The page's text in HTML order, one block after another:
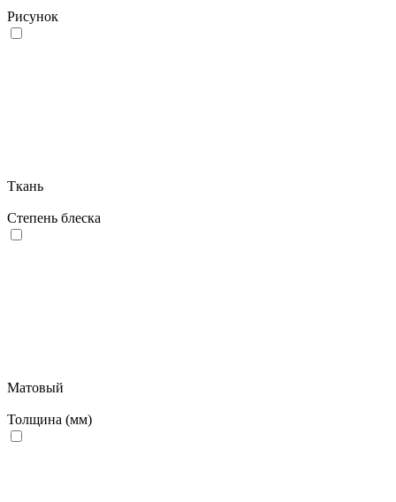
Рисунок
Ткань
Степень блеска
Матовый
Толщина (мм)